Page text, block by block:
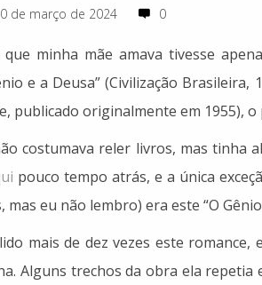
de março de 2024 0
minha mãe amava tivesse
e a Deusa” (Civilização Brasileira,
publicado originalmente em 1955),
costumava reler livros, mas tinha
pouco tempo atrás, e a única
eu não lembro) era este “O Gênio
mais de dez vezes este romance,
Alguns trechos da obra ela repetia